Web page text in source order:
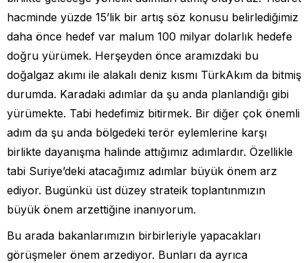
hacminde yüzde 15’lik bir artış söz konusu belirlediğimiz
daha önce hedef var malum 100 milyar dolarlık hedefe
doğru yürümek. Herşeyden önce aramızdaki bu
doğalgaz akımı ile alakalı deniz kısmı TürkAkım da bitmiş
durumda. Karadaki adımlar da şu anda planlandığı gibi
yürümekte. Tabi hedefimiz bitirmek. Bir diğer çok önemli
adım da şu anda bölgedeki terör eylemlerine karşı
birlikte dayanışma halinde attığımız adımlardır. Özellikle
tabi Suriye’deki atacağımız adımlar büyük önem arz
ediyor. Bugünkü üst düzey strateik toplantınmızın
büyük önem arzettiğine inanıyorum.
Bu arada bakanlarımızın birbirleriyle yapacakları
görüşmeler önem arzediyor. Bunları da ayrıca